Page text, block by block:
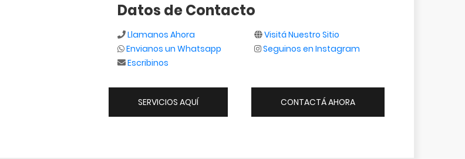
Datos de Contacto
Llamanos Ahora
Envianos un Whatsapp
Escribinos
Visitá Nuestro Sitio
Seguinos en Instagram
SERVICIOS AQUÍ CONTACTÁ AHORA